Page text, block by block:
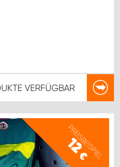
VERFÜGBAR
PREISBEISPIEL
12
€